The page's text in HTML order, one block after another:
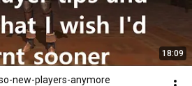
18:09
new-players-anymore